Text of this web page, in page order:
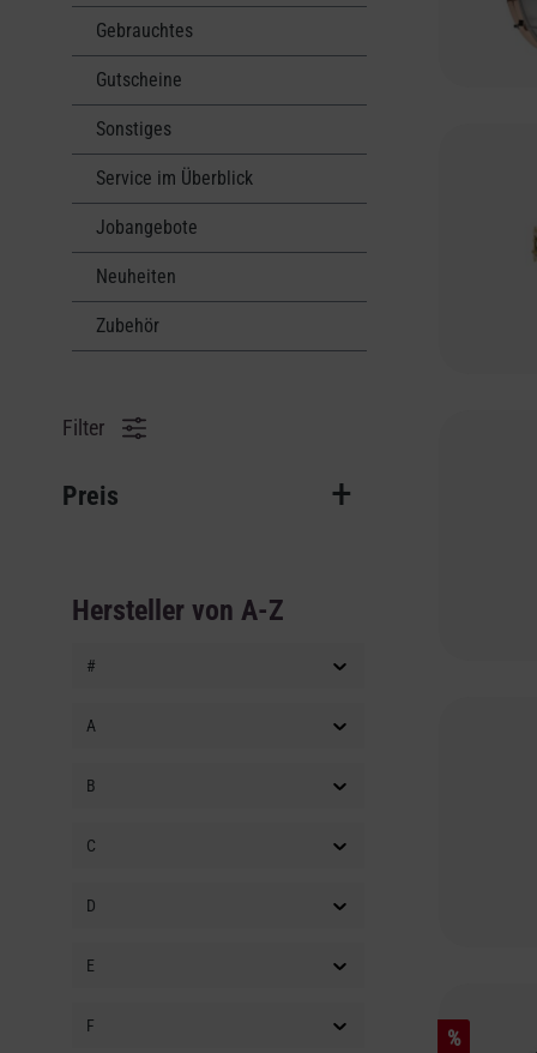
Gebrauchtes
Gutscheine
Sonstiges
Service im Überblick
Jobangebote
Neuheiten
Zubehör
Filter
Preis
Hersteller von A-Z
#
A
B
C
D
E
F %